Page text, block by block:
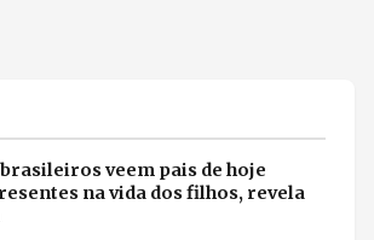
veem pais de hoje
na vida dos filhos, revela